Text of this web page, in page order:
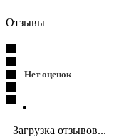
Отзывы
Нет оценок
Загрузка отзывов...